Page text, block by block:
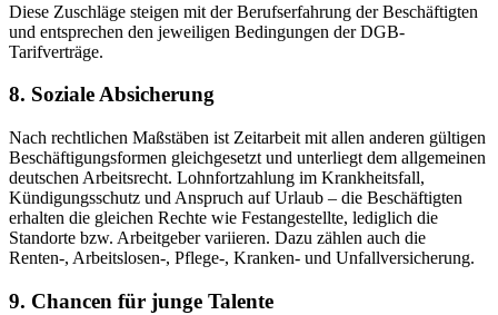
Diese Zuschläge steigen mit der Berufserfahrung der Beschäftigten
und entsprechen den jeweiligen Bedingungen der DGB-
Tarifverträge.
8. Soziale Absicherung
Nach rechtlichen Maßstäben ist Zeitarbeit mit allen anderen gültigen
Beschäftigungsformen gleichgesetzt und unterliegt dem allgemeinen
deutschen Arbeitsrecht. Lohnfortzahlung im Krankheitsfall,
Kündigungsschutz und Anspruch auf Urlaub – die Beschäftigten
erhalten die gleichen Rechte wie Festangestellte, lediglich die
Standorte bzw. Arbeitgeber variieren. Dazu zählen auch die
Renten-, Arbeitslosen-, Pflege-, Kranken- und Unfallversicherung.
9. Chancen für junge Talente